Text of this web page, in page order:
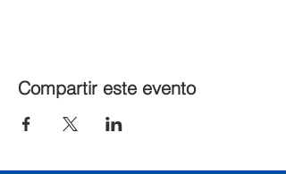
Compartir este evento